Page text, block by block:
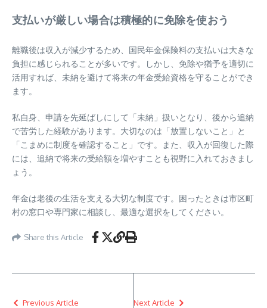
支払いが厳しい場合は積極的に免除を使おう
離職後は収入が減少するため、国民年金保険料の支払いは大きな
負担に感じられることが多いです。しかし、免除や猶予を適切に
活用すれば、未納を避けて将来の年金受給資格を守ることができ
ます。
私自身、申請を先延ばしにして「未納」扱いとなり、後から追納
で苦労した経験があります。大切なのは「放置しないこと」と
「こまめに制度を確認すること」です。また、収入が回復した際
には、追納で将来の受給額を増やすことも視野に入れておきまし
ょう。
年金は老後の生活を支える大切な制度です。困ったときは市区町
村の窓口や専門家に相談し、最適な選択をしてください。
Share this Article
Previous Article Next Article